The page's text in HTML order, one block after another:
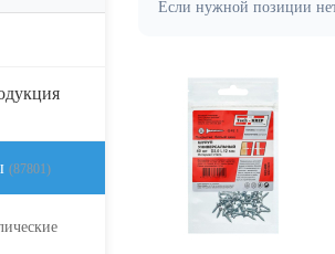
(87801)
Если нужной позиции нет